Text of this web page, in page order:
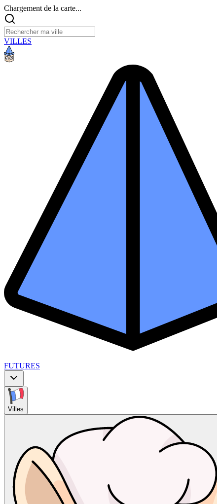
Chargement de la carte...
VILLES
FUTURES
Villes